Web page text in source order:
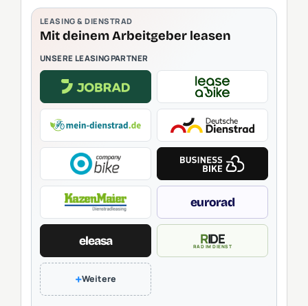
LEASING & DIENSTRAD
Mit deinem Arbeitgeber leasen
UNSERE LEASINGPARTNER
eurorad
eleasa RIDE
RAD IM DIENST
+Weitere